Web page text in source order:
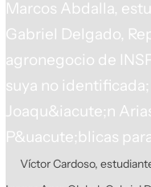
Víctor Cardoso,